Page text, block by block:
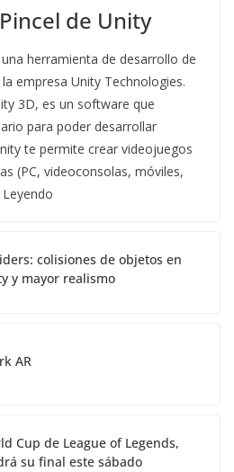
de Unity
herramienta de desarrollo de
empresa Unity Technologies.
3D, es un software que
para poder desarrollar
te permite crear videojuegos
(PC, videoconsolas, móviles,
colisiones de objetos en
y mayor realismo
AR
Cup de League of Legends,
su final este sábado